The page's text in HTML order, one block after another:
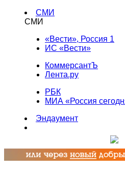
СМИ
СМИ
«Вести», Россия 1
ИС «Вести»
КоммерсантЪ
Лента.ру
РБК
МИА «Россия
Эндаумент